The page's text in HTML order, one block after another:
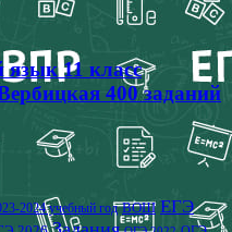
11 класс
400 заданий
2024 учебный год ВОШ ЕГЭ